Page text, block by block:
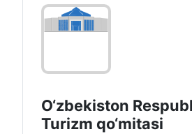
O‘zbekiston
Turizm qo‘mitasi